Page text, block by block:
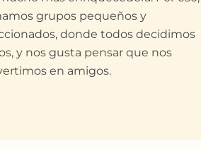
grupos pequeños y
donde todos decidimos
y nos gusta pensar que nos
en amigos.